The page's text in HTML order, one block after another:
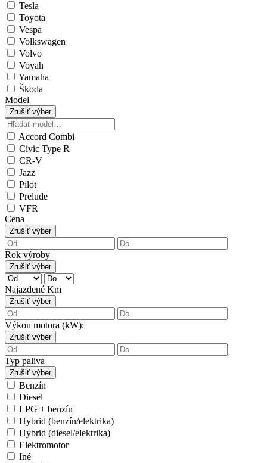
Tesla
Toyota
Vespa
Volkswagen
Volvo
Voyah
Yamaha
Škoda
Model
Zrušiť výber
Accord Combi
Civic Type R
CR-V
Jazz
Pilot
Prelude
VFR
Cena
Zrušiť výber
Rok výroby
Zrušiť výber
Najazdené Km
Zrušiť výber
Výkon motora (kW):
Zrušiť výber
Typ paliva
Zrušiť výber
Benzín
Diesel
LPG + benzín
Hybrid (benzín/elektrika)
Hybrid (diesel/elektrika)
Elektromotor
Iné